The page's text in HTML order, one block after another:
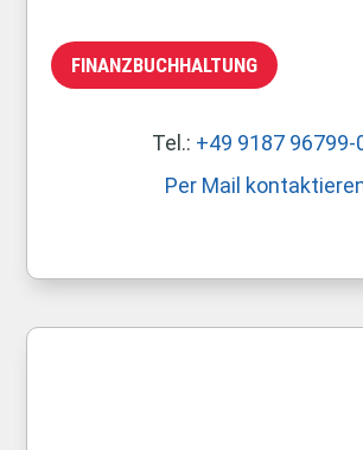
FINANZBUCHHALTUNG
Tel.: +49 9187 96799-
Per Mail